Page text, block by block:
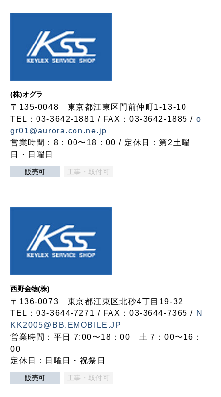
(株)オグラ
〒135-0048 東京都江東区門前仲町1-13-10
TEL：03-3642-1881 / FAX：03-3642-1885 / o
gr01@aurora.con.ne.jp
営業時間：8：00〜18：00 / 定休日：第2土曜
日・日曜日
販売可 工事・取付可
西野金物(株)
〒136-0073 東京都江東区北砂4丁目19-32
TEL：03‐3644‐7271 / FAX：03-3644-7365 / N
KK2005@BB.EMOBILE.JP
営業時間：平日 7:00〜18：00 土 7：00〜16：
00
定休日：日曜日・祝祭日
販売可 工事・取付可